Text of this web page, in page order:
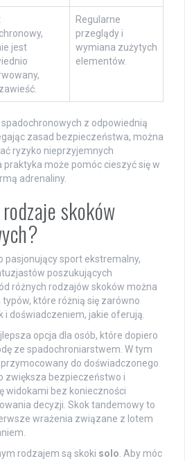
jest
Regularne
przeglądy i
wymiana zużytych
elementów.
z odpowiednią
zasad bezpieczeństwa, można
ryzyko nieprzyjemnych
może pomóc cieszyć się w
adrenaliny.
skoków
pasjonujący sport ekstremalny,
poszukujących
różnych rodzajów skoków można
typów, które różnią się zarówno
i doświadczeniem, jakie oferują.
opcja dla osób, które dopiero
ze spadochroniarstwem. W tym
do doświadczonego
zwiększa bezpieczeństwo i
widokami bez konieczności
decyzji. Skok tandemowy to
wrażenia związane z lotem
rodzajem są skoki solo . Aby móc